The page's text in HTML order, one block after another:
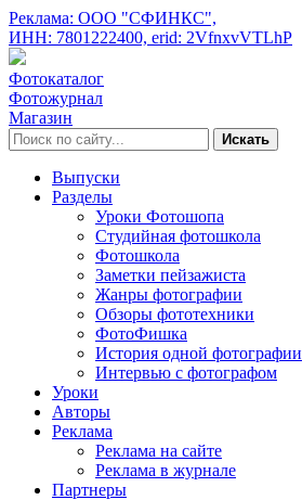
Реклама: ООО "СФИНКС",
ИНН: 7801222400, erid: 2VfnxvVTLhP
Фотокаталог
Фотожурнал
Магазин
Искать
Выпуски
Разделы
Уроки Фотошопа
Студийная фотошкола
Фотошкола
Заметки пейзажиста
Жанры фотографии
Обзоры фототехники
ФотоФишка
История одной фотографии
Интервью с фотографом
Уроки
Авторы
Реклама
Реклама на сайте
Реклама в журнале
Партнеры